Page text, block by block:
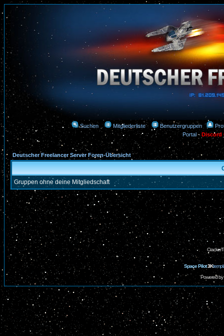
Suchen Mitgliederliste Benutzergruppen
Portal-Discord
Deutscher Freelancer Server Foren-Übersicht
Gruppen ohne deine Mitgliedschaft
Space Pilot3K
Powered by